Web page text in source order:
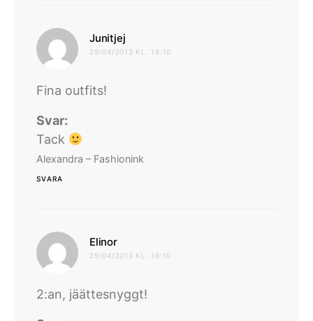
Junitjej
29/04/2013 KL. 16:10
Fina outfits!
Svar:
Tack
Alexandra – Fashionink
SVARA
Elinorskriver:
29/04/2013 KL. 16:10
2:an, jäättesnyggt!